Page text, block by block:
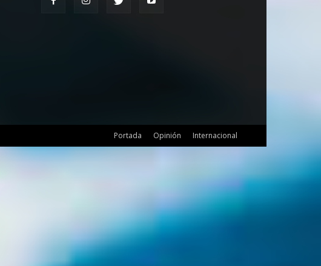
Portada Opinión Internacional